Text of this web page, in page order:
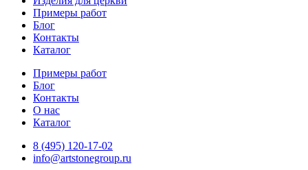
Примеры работ
Блог
Контакты
Каталог
Примеры работ
Блог
Контакты
О нас
Каталог
8 (495) 120-17-02
info@artstonegroup.ru